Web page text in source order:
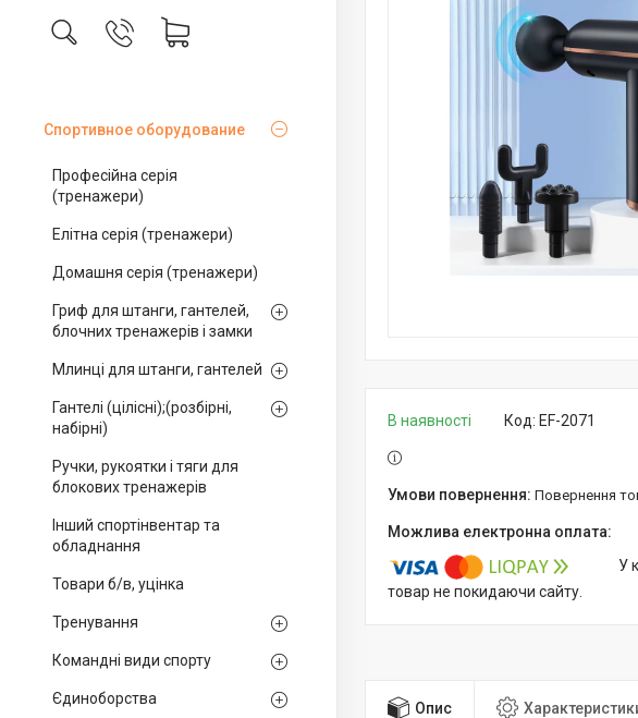
Спортивное оборудование
Професійна серія
(тренажери)
Елітна серія (тренажери)
Домашня серія (тренажери)
Гриф для штанги, гантелей,
блочних тренажерів і замки
Млинці для штанги, гантелей
Гантелі (цілісні);(розбірні,
набірні)
Ручки, рукоятки і тяги для
блокових тренажерів
Інший спортінвентар та
обладнання
Товари б/в, уцінка
Тренування
Командні види спорту
Єдиноборства
В наявності Код: EF-2071
повернення
У
товар не покидаючи сайту.
Опис